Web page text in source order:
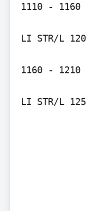
1110 - 1160
LI STR/L 120
1160 - 1210